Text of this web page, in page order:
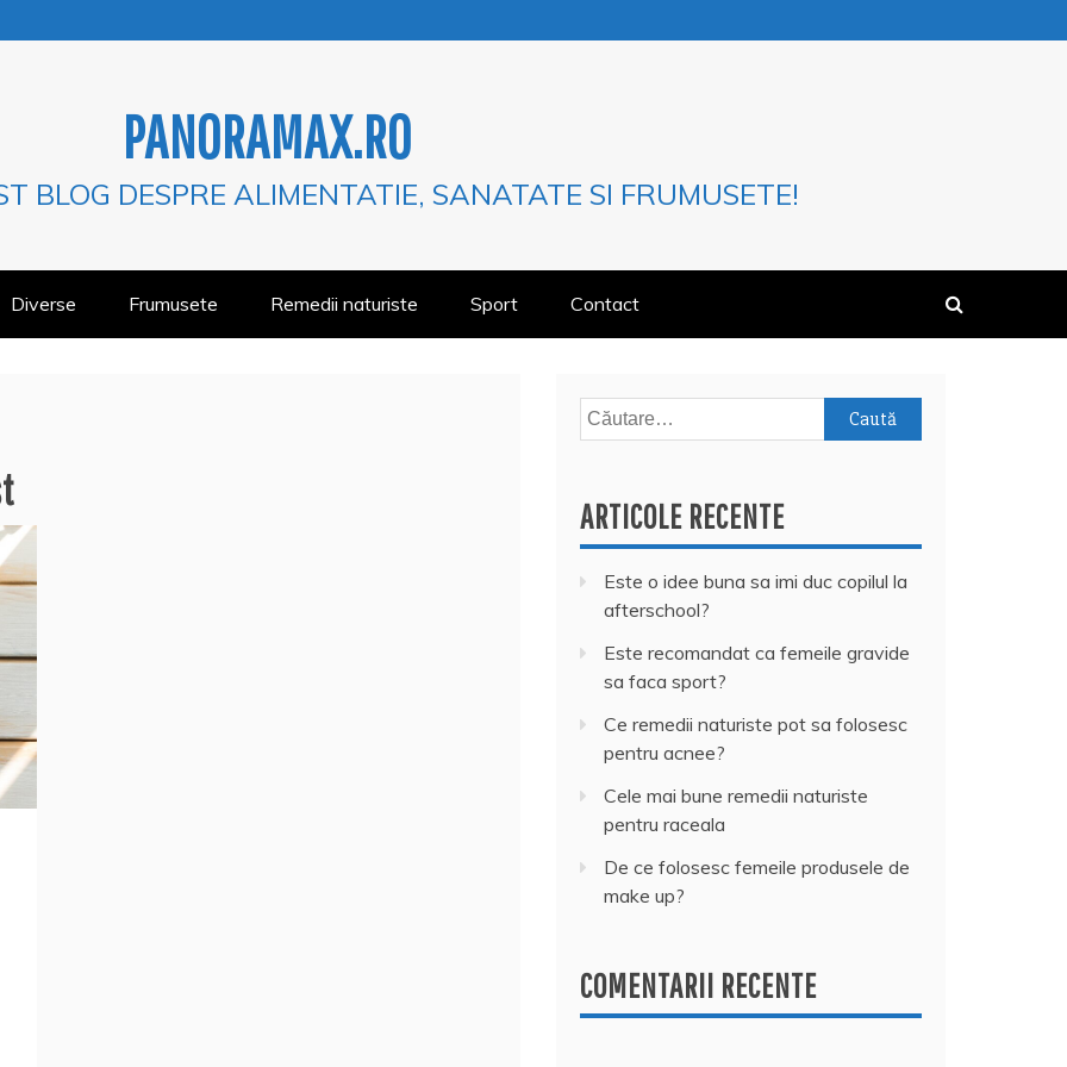
PANORAMAX.RO
BLOG DESPRE ALIMENTATIE, SANATATE SI FRUMUSETE!
Diverse Frumusete Remedii naturiste Sport Contact
Caută
după:
ARTICOLE RECENTE
Este o idee buna sa imi duc copilul la
afterschool?
Este recomandat ca femeile gravide
sa faca sport?
Ce remedii naturiste pot sa folosesc
pentru acnee?
Cele mai bune remedii naturiste
pentru raceala
De ce folosesc femeile produsele de
make up?
COMENTARII RECENTE